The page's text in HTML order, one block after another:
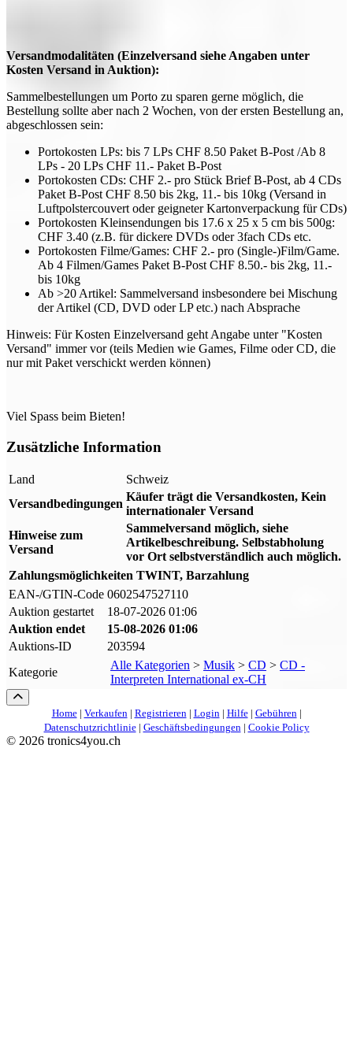
Versandmodalitäten (Einzelversand siehe Angaben unter
Kosten Versand in Auktion):
Sammelbestellungen um Porto zu sparen gerne möglich, die
Bestellung sollte aber nach 2 Wochen, von der ersten Bestellung an,
abgeschlossen sein:
Portokosten LPs: bis 7 LPs CHF 8.50 Paket B-Post /Ab 8
LPs - 20 LPs CHF 11.- Paket B-Post
Portokosten CDs: CHF 2.- pro Stück Brief B-Post, ab 4 CDs
Paket B-Post CHF 8.50 bis 2kg, 11.- bis 10kg (Versand in
Luftpolstercouvert oder geigneter Kartonverpackung für CDs)
Portokosten Kleinsendungen bis 17.6 x 25 x 5 cm bis 500g:
CHF 3.40 (z.B. für dickere DVDs oder 3fach CDs etc.
Portokosten Filme/Games: CHF 2.- pro (Single-)Film/Game.
Ab 4 Filmen/Games Paket B-Post CHF 8.50.- bis 2kg, 11.-
bis 10kg
Ab >20 Artikel: Sammelversand insbesondere bei Mischung
der Artikel (CD, DVD oder LP etc.) nach Absprache
Hinweis: Für Kosten Einzelversand geht Angabe unter "Kosten
Versand" immer vor (teils Medien wie Games, Filme oder CD, die
nur mit Paket verschickt werden können)
Viel Spass beim Bieten!
Zusätzliche Information
Land
Schweiz
Versandbedingungen
Käufer trägt die Versandkosten, Kein
internationaler Versand
Hinweise zum
Versand
Sammelversand möglich, siehe
Artikelbeschreibung. Selbstabholung
vor Ort selbstverständlich auch möglich.
Zahlungsmöglichkeiten TWINT, Barzahlung
EAN-/GTIN-Code 0602547527110
Auktion gestartet
18-07-2026 01:06
Auktion endet
15-08-2026 01:06
Auktions-ID
203594
Kategorie
Alle Kategorien > Musik > CD > CD -
Interpreten International ex-CH
Home| Verkaufen| Registrieren| Login| Hilfe| Gebühren|
Datenschutzrichtlinie| Geschäftsbedingungen| Cookie Policy
© 2026 tronics4you.ch